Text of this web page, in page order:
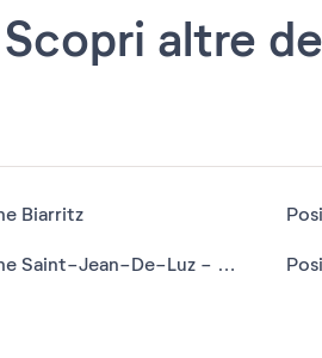
Scopri altre
Biarritz
Posizione Saint-Jean-De-Luz - Ciboure